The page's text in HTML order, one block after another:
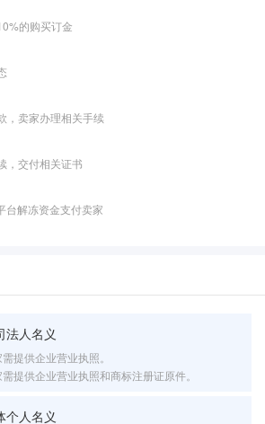
的购买订金
，卖家办理相关手续
，交付相关证书
台解冻资金支付卖家
法人名义
提供企业营业执照。
提供企业营业执照和商标注册证原件。
个人名义